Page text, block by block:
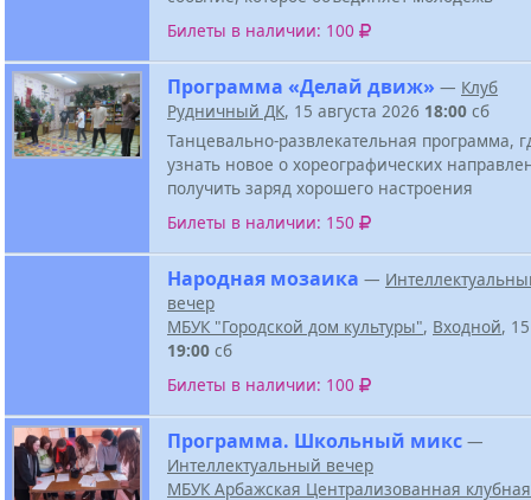
Билеты в наличии: 100
Программа «Делай движ» — Клуб
Рудничный ДК, 15 августа 2026 18:00 сб
Танцевально-развлекательная программа,
узнать новое о хореографических
получить заряд хорошего настроения
Билеты в наличии: 150
Народная мозаика —
вечер
МБУК "Городской дом культуры", Входной,
19:00 сб
Билеты в наличии: 100
Программа. Школьный микс —
Интеллектуальный вечер
МБУК Арбажская Централизованная